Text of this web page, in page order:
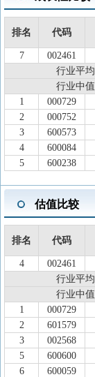
排名 代码
7
002461
行业平均
行业中值
1
000729
2
000752
3
600573
4
600084
5
600238
估值比较
排名 代码
4
002461
行业平均
行业中值
1
000729
2
601579
3
002568
5
600600
6
600059